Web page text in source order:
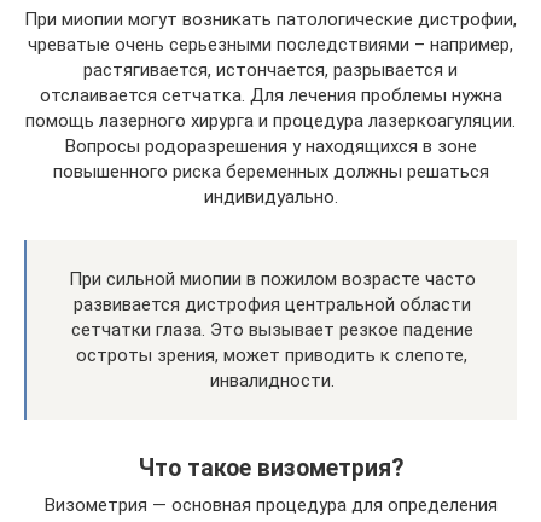
При миопии могут возникать патологические дистрофии,
чреватые очень серьезными последствиями – например,
растягивается, истончается, разрывается и
отслаивается сетчатка. Для лечения проблемы нужна
помощь лазерного хирурга и процедура лазеркоагуляции.
Вопросы родоразрешения у находящихся в зоне
повышенного риска беременных должны решаться
индивидуально.
При сильной миопии в пожилом возрасте часто
развивается дистрофия центральной области
сетчатки глаза. Это вызывает резкое падение
остроты зрения, может приводить к слепоте,
инвалидности.
Что такое визометрия?
Визометрия — основная процедура для определения